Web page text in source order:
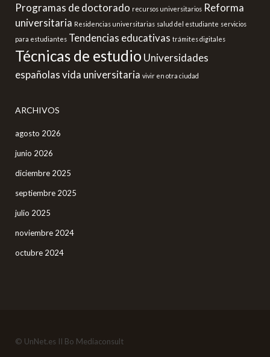
Programas de doctorado recursos universitarios Reforma
universitaria Residencias universitarias salud del estudiante servicios
para estudiantes Tendencias educativas trámites digitales
Técnicas de estudio Universidades
españolasvida universitaria vivir en otra ciudad
ARCHIVOS
agosto 2026
junio 2026
diciembre 2025
septiembre 2025
julio 2025
noviembre 2024
octubre 2024
© UnNet.es II Bo Mediaconsult